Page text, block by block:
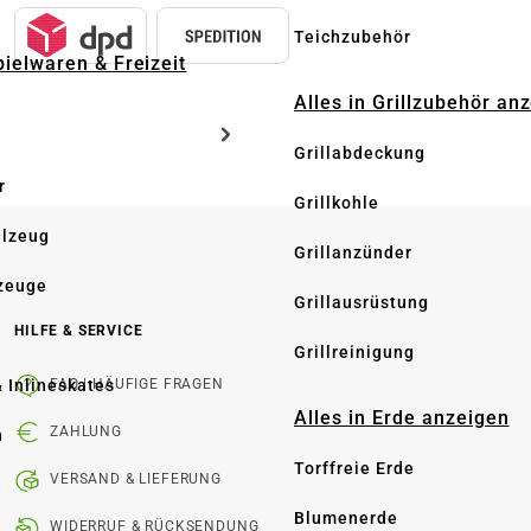
& Freizeit
Inlineskates
Teichzubehör
Alles in Grillzubehör
Grillabdeckung
Grillkohle
Grillanzünder
Grillausrüstung
Grillreinigung
Alles in Erde anzeigen
Torffreie Erde
Blumenerde
HILFE & SERVICE
FAQ | HÄUFIGE FRAGEN
ZAHLUNG
VERSAND & LIEFERUNG
WIDERRUF & RÜCKSENDUNG